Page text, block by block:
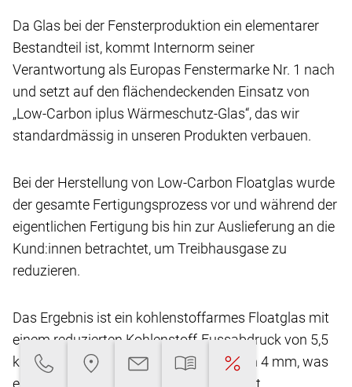
Da Glas bei der Fensterproduktion ein elementarer
Bestandteil ist, kommt Internorm seiner
Verantwortung als Europas Fenstermarke Nr. 1 nach
und setzt auf den flächendeckenden Einsatz von
„Low-Carbon iplus Wärmeschutz-Glas“, das wir
standardmässig in unseren Produkten verbauen.
Bei der Herstellung von Low-Carbon Floatglas wurde
der gesamte Fertigungsprozess vor und während der
eigentlichen Fertigung bis hin zur Auslieferung an die
Kund:innen betrachtet, um Treibhausgase zu
reduzieren.
Das Ergebnis ist ein kohlenstoffarmes Floatglas mit
einem reduzierten Kohlenstoff-Fussabdruck von 5,5
kg CO2-eq/m2** bei einer Glasdicke von 4 mm, was
eine Reduktion von über 45 % ermöglicht.